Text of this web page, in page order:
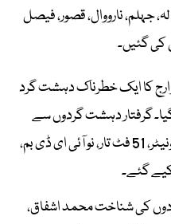
جہلم، نارووال، قصور، فیصل
کی گئیں۔
کا ایک خطرناک دہشت گرد
گرفتار دہشت گردوں سے
بارودی مواد، ایک ہینڈ گرنیڈ، 18 ڈیٹونیٹر، 51 فٹ تار، نو آئی ای ڈی بم،
کیے گئے۔
کی شناخت محمد اشفاق،